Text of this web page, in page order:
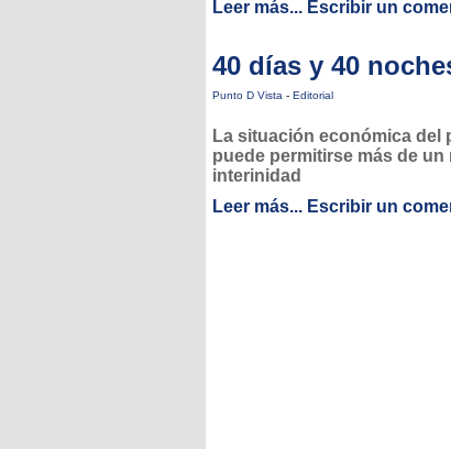
Leer más... Escribir un
40 días y 40
Punto D Vista - Editorial
La situación económica del
puede permitirse más de un
interinidad
Leer más... Escribir un